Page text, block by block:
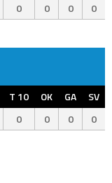
0 0 0 0
T 10 OK GA
SV
0 0 0 0